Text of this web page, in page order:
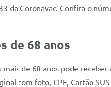
da Coronavac. Confira o
de 68 anos
de 68 anos pode receber
com foto, CPF, Cartão